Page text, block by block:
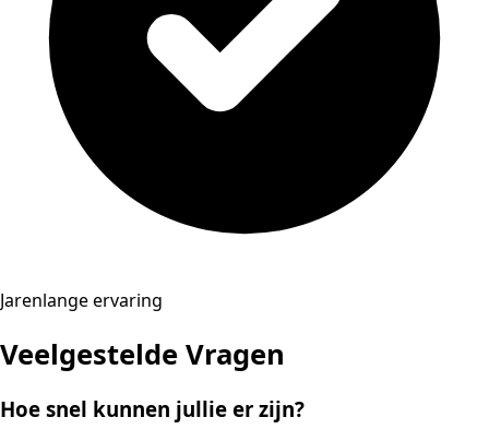
Jarenlange ervaring
Veelgestelde Vragen
Hoe snel kunnen jullie er zijn?